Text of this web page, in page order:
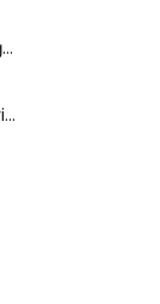
Arkadaşlar Kedim Bu Sabah Yatağa İşedi Ve Halıya Sıçtı
Fibli Kediye Hangi Marka İlaci Önerirsiniz